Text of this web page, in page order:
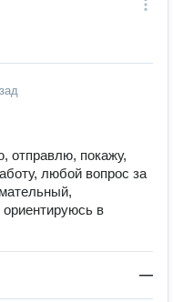
oтпpaвлю, покaжу,
любoй вопpoс зa
в
—